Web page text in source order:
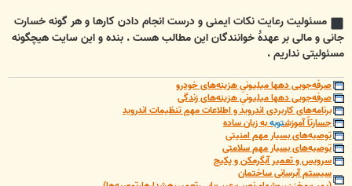
مسئولیت رعایت نکات ایمنی و درست انجام دادن کارها و هر گونه خسارت
جانی و مالی بر عهدۀ خوانندگان این مطالب هست . بنده و این سایت هیچگونه
مسئولیتی نداریم .
صرفه‌جویی دهها میلیونیِ هزینه‌های خودرو
صرفه‌جویی دهها میلیونیِ هزینه‌های زندگی
برنامه‌های کاربردی اندروید و اطلاعات مهمِ تنظیمات اندروید
جسارتاً آموزشتوبهبه زبان ساده
توصیه‌های بسیار مهم امنیتی
توصیه‌های بسیار مهم سلامتی
سرویس و تعمیر آبگرمکن و پکیج
سیستم آبرسانی ساختمان